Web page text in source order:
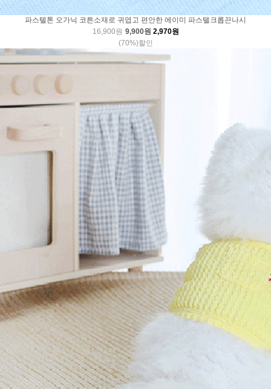
파스텔톤 오가닉 코튼소재로 귀엽고 편안한 에이미 파스텔크롭끈나시
16,900원 9,900원 2,970원
(70%)할인